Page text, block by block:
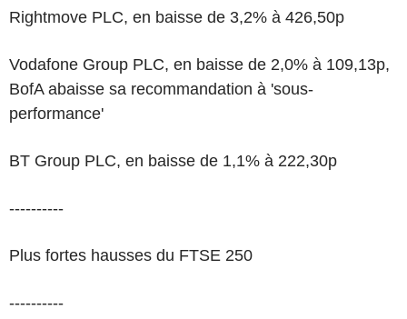
Rightmove PLC, en baisse de 3,2% à 426,50p
Vodafone Group PLC, en baisse de 2,0% à 109,13p,
BofA abaisse sa recommandation à 'sous-
performance'
BT Group PLC, en baisse de 1,1% à 222,30p
----------
Plus fortes hausses du FTSE 250
----------